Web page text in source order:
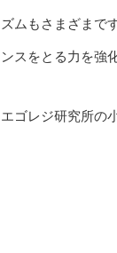
ズムもさまざまで
ンスをとる力を強
エゴレジ研究所の